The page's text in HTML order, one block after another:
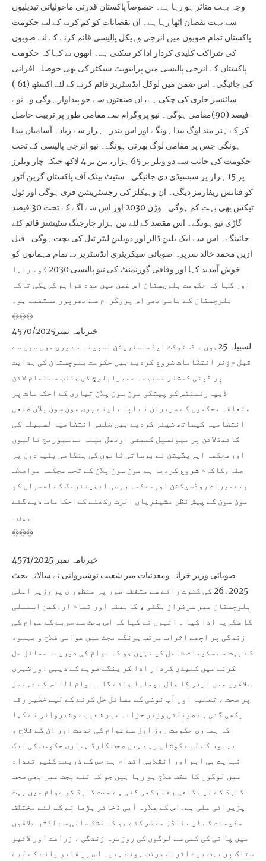
وجہ بہت متاثر ہو رہا ہے۔ خصوصاً پاکستان قدرتی ماحولیاتی تبدیلیوں
سے بہت نقصان اٹھا رہا ہے۔ ان نقصانات کو کم کرنے کے لیے حکومت
پاکستان تمام صوبوں میں انرجی وہیکل پالیسی قائم کرنے کے لئے صوبوں
کی شراکت کلیدی کردار ادا کر سکتی ہے۔ انھوں نے کہا کہ حکومت
پاکستان کے انرجی پالیسی میں پرائیویٹ سیکٹر کی بھی حوصلہ افزائی
کی جائیگی۔ اس ضمن میں لوکل انڈسٹریز قائم کرنے کے لئے اکسٹھ (61 )
سائنسز جاری کی چکی ہے، ان صنعتوں سے جو پیداوار ہوگی وہ نوے
فیصد (90)مقامی ہوگی۔ نیو پروگرام سے مقامی طور پر تربیت حاصل
کر کے ہنر مند لوگ پیدا ہونگے اور اس پندرہ ہزار سے زیادہ آسامیاں پیدا
ہونگی جس پر مقامی لوگ بھرتی ہونگے۔ نیو انرجی پالیسی کے تحت
حکومت کی جانب سے دو ویلر پر 65 ہزار، تین پر 4 لاکھ جبکہ چار ویلرز
پر 15 ہزار پر سبسیڈی دی جائیگی۔ سٹیٹ بینک آف پاکستان گرین آٹوز
کو فنانس ریفارمز دیگی۔ ان وہیکلز کی رجسٹریشن فری ہوگی اور ٹول
ٹیکس بھی بہت کم ہوگی۔ وڑن 2030 اور اس سے آگے کے تحت 30 فیصد
گاڑی نیو ہونگے۔ اس مقصد کے لئے تین ہزار چارجنگ سٹیشنز قائم کئے
جائینگے۔ اس سے ایک بلین ڈالر اور دوبلین لیٹر تیل کی بچت ہوگی۔ قبل
ازیں محمد خالد سرپرہ صوبائی سیکریٹری انڈسٹریز نے تمام مہمانوں کو
خوش آمدید کہا اور وفاقی گورنمنٹ کی نیو پالیسی 2030 کو سراہا
اور کہا کہ حکومت بلوچستان اس ضمن میں مدد فراہم کریگی تاکہ
بلوچستان کے باسی بھی اس پروگرام سے بھرپور مستفید ہو۔
﴾﴿﴾﴿﴾﴿
خبرنامہ نمبر4570/2025
لسبیلہ 25جون ۔ ڈسٹرکٹ ایڈمنسٹریشن لسبیلہ نے پری مون سون سے
قبل مﺅثر انتظامات شروع کردیے ہیں حکومت بلوچستان کی ہدایت
پر ڈپٹی کمشنر لسبیلہ حمیرابلوچ کی جانب سے تمام لائن
ڈیپارٹمنٹس کو پیشگی مون سون پلان تیاری کے احکامات پر
متعلقہ محکموں کے سربران نے اپنے اپنے پری مون سون پلان ضلعی
انتظامیہ کیساتھ شیئر کردیے ہیں ضلعی انتظامیہ لسبیلہ کی
گائیڈلائن پر میونسپل کمیٹی اوتھل بیلہ نے سیوریج نالیوں
اورمحکمہ ایریگیشن نے برساتی نالوں کی ہنگامی بنیادوں پر
صفاءکاکام شروع کردیا ہے مون سون پلان کے تحت مجکمہ مواصلات
وتعمیرات روڈسیکشن اورمحکمہ زرعی انجینئرنگ کے افسران کو
مون سون کے پیش نظر مشینریاں الرٹ رکھنے کےاحکامات دیے گئے
ہیں۔
﴾﴿﴾﴿﴾﴿
خبرنامہ نمبر 4571/2025
صوبائی وزیر خزانہ ومعدنیات میر شعیب نوشیروانی نے سالانہ بجٹ
2025۔26 کی کثرت رائے سے متفقہ طور پر منظور ی پر وزیر اعلیٰ
بلوچستان میر سرفراز بگٹی ، کابینہ اور تمام اراکین اسمبلی
کا شکریہ ادا کیا ۔ انہوں نے کہا کہ اس بجٹ سے صوبے کے عوام کی
زندگی پر اچھے اثرات مرتب ہونگے بجٹ میں عوامی فلاح و بہبود
کے بہت سے سکیمات شامل کیے ہیں جو کہ عوام کی دیرینہ مسائل حل
کرنے میں کلیدی کردار ادا کر ینگے صوبے کے دیہی اور شہری
علاقوں میں ترقی کا جال بچھایا جائے گا ۔ عوام الناس کے دہلیز
پر صحت ، تعلیم اور آب نوشی کے مسائل حل کرنے کے لیے خطیر رقم
رکھی گئی ہے صوبائی وزیر خزانہ میر شعیب نوشیروانی نے کہا
کہ ہماری حکومت روز اول سے عوام کی خدمت اور ان کے فلاح و
بہبود کے لیے کوشاں رہے ہیں صحت کارڈ ہماری حکومت کی ایک
نہایت ہی اہم اور انقلابی اقدام ہے جس کے ذریعے کثیر تعداد
میں لوگوں کا مفت علاج ہو رہا ہیں جو کہ نئے بجٹ میں بھی صحت
کارڈ کے لیے کافی رقم رکھی گئی ہے صحت کارڈ کو عوام میں بہت
پزیرائی ملی ہے۔اس کے علاوہ آبی ذخائر بڑھا نے کے لئے مختلف
سکیمات کے لیے فنڈز مختص کئے جو کہ خشک سالی سے اکثر علاقوں
میں پا نی کی کمی سے لوگوں کی روزمرہ زندگی ، زراعت اور لائیو
سٹاک پر بہت برے اثرات مرتب ہوئے ہیں۔ اس پر قابو پانے کے لیے